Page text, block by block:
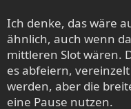
Ich denke, das wäre
ähnlich, auch wenn
mittleren Slot wären.
es abfeiern,
werden, aber die
eine Pause nutzen.